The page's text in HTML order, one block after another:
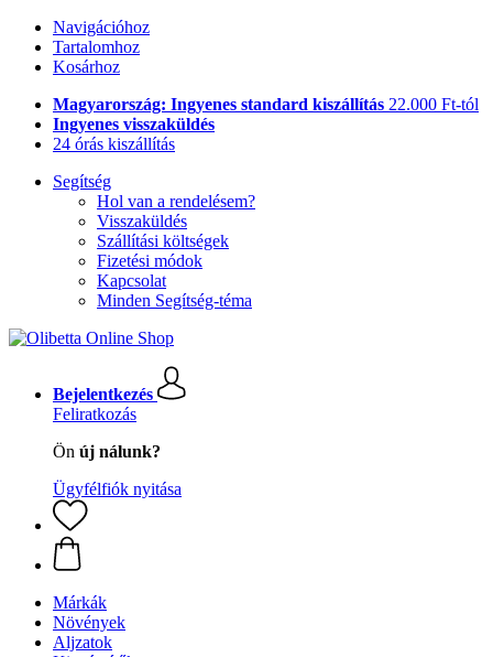
Navigációhoz
Tartalomhoz
Kosárhoz
Magyarország: Ingyenes standard kiszállítás 22.000 Ft-tól
Ingyenes visszaküldés
24 órás kiszállítás
Segítség
Hol van a rendelésem?
Visszaküldés
Szállítási költségek
Fizetési módok
Kapcsolat
Minden Segítség-téma
Bejelentkezés
Feliratkozás
Ön új nálunk?
Ügyfélfiók nyitása
Márkák
Növények
Aljzatok